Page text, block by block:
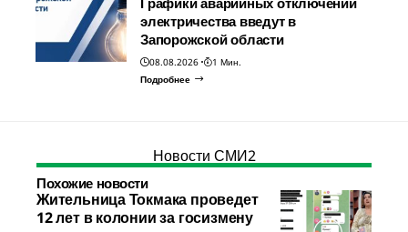
электричества введут в
Запорожской области
08.08.2026
1 Мин.
Подробнее
Новости СМИ2
Похожие новости
Жительница Токмака проведет
12 лет в колонии за госизмену